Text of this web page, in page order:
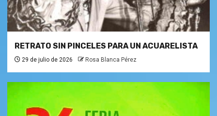
RETRATO SIN PINCELES PARA UN ACUARELISTA
29 de julio de 2026 Rosa Blanca Pérez